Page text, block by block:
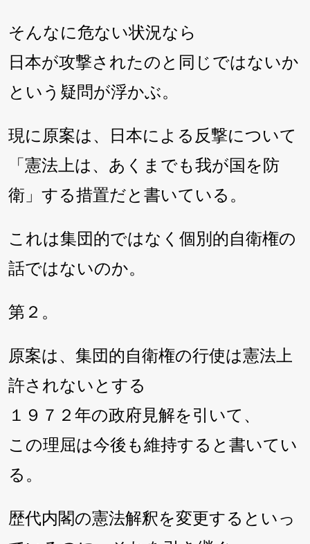
そんなに危ない状況なら
日本が攻撃されたのと同じではないか
という疑問が浮かぶ。
現に原案は、日本による反撃について
「憲法上は、あくまでも我が国を防
衛」する措置だと書いている。
これは集団的ではなく個別的自衛権の
話ではないのか。
第２。
原案は、集団的自衛権の行使は憲法上
許されないとする
１９７２年の政府見解を引いて、
この理屈は今後も維持すると書いてい
る。
歴代内閣の憲法解釈を変更するといっ